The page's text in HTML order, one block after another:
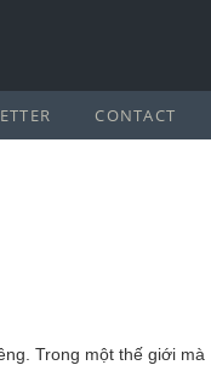
CONTACT
Trong một thế giới mà